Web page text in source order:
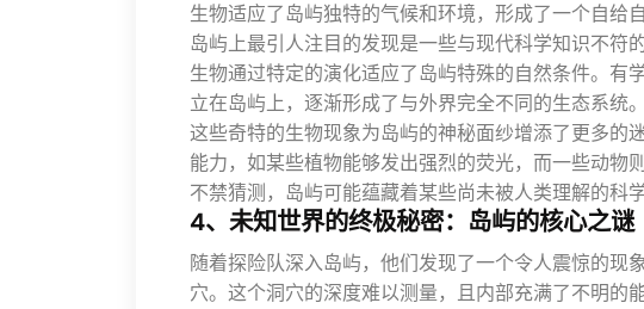
生物适应了岛屿独特的气候和环境，形成了一个自给
岛屿上最引人注目的发现是一些与现代科学知识不符
生物通过特定的演化适应了岛屿特殊的自然条件。有
立在岛屿上，逐渐形成了与外界完全不同的生态系统。
这些奇特的生物现象为岛屿的神秘面纱增添了更多的
能力，如某些植物能够发出强烈的荧光，而一些动物
不禁猜测，岛屿可能蕴藏着某些尚未被人类理解的科学
4、未知世界的终极秘密：岛屿的核心之谜
随着探险队深入岛屿，他们发现了一个令人震惊的
穴。这个洞穴的深度难以测量，且内部充满了不明的